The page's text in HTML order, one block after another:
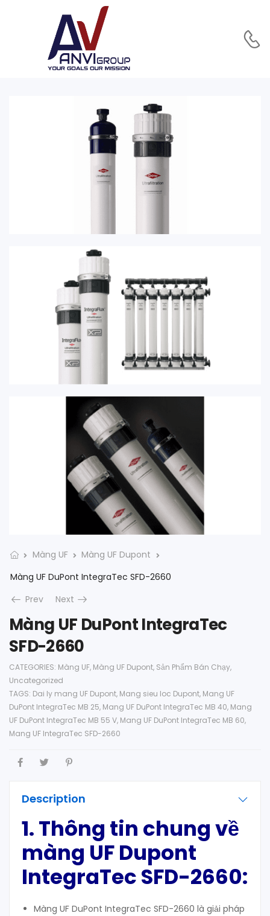
Màng UF
Màng UF Dupont
Màng UF DuPont IntegraTec SFD-2660
Prev
Next
Màng UF DuPont IntegraTec
SFD-2660
CATEGORIES: Màng UF, Màng UF Dupont, Sản Phẩm Bán Chạy,
Uncategorized
TAGS: Dai ly mang UF Dupont, Mang sieu loc Dupont, Mang UF
DuPont IntegraTec MB 25, Mang UF DuPont IntegraTec MB 40, Mang
UF DuPont IntegraTec MB 55 V, Mang UF DuPont IntegraTec MB 60,
Mang UF IntegraTec SFD-2660
Description
1. Thông tin chung về
màng UF Dupont
IntegraTec SFD-2660:
Màng UF DuPont IntegraTec SFD-2660 là giải pháp